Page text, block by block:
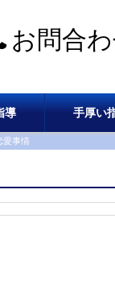
お問合わ
導 手厚い
愛事情